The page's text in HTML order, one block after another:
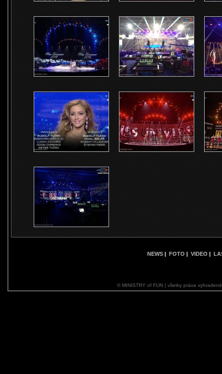
NEWS | FOTO | VIDEO |
© MINISTRY of FUN | všetky práva